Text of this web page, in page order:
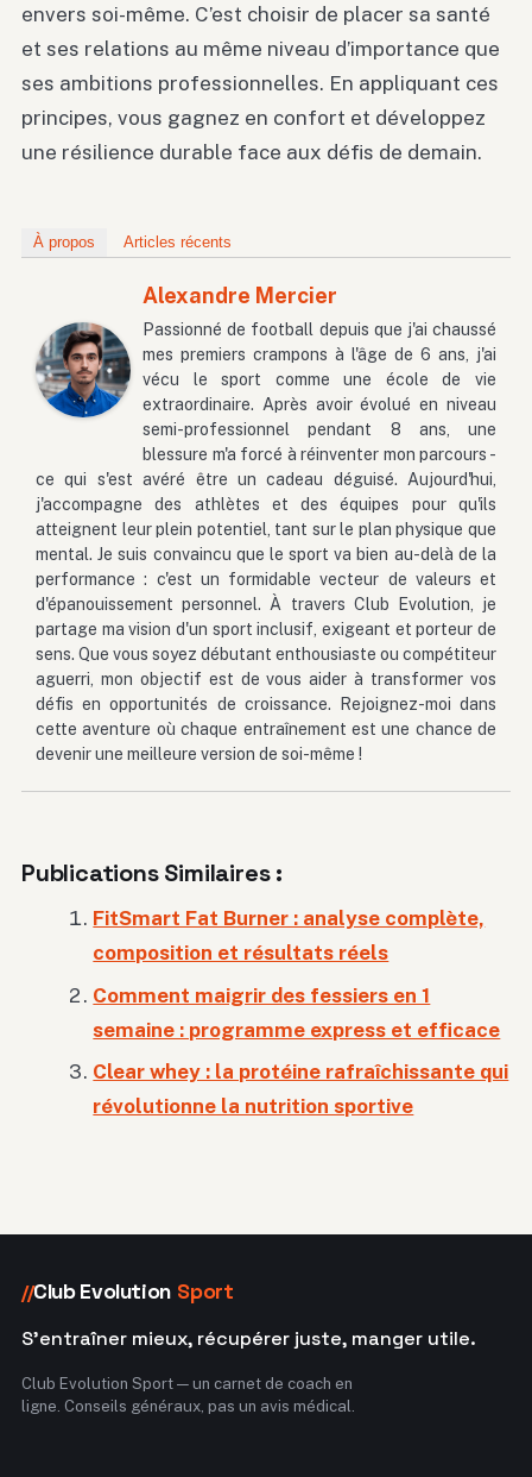
envers soi-même. C’est choisir de placer sa santé
et ses relations au même niveau d’importance que
ses ambitions professionnelles. En appliquant ces
principes, vous gagnez en confort et développez
une résilience durable face aux défis de demain.
À propos Articles récents
Alexandre Mercier
Passionné de football depuis que j'ai chaussé
mes premiers crampons à l'âge de 6 ans, j'ai
vécu le sport comme une école de vie
extraordinaire. Après avoir évolué en niveau
semi-professionnel pendant 8 ans, une
blessure m'a forcé à réinventer mon parcours -
ce qui s'est avéré être un cadeau déguisé. Aujourd'hui,
j'accompagne des athlètes et des équipes pour qu'ils
atteignent leur plein potentiel, tant sur le plan physique que
mental. Je suis convaincu que le sport va bien au-delà de la
performance : c'est un formidable vecteur de valeurs et
d'épanouissement personnel. À travers Club Evolution, je
partage ma vision d'un sport inclusif, exigeant et porteur de
sens. Que vous soyez débutant enthousiaste ou compétiteur
aguerri, mon objectif est de vous aider à transformer vos
défis en opportunités de croissance. Rejoignez-moi dans
cette aventure où chaque entraînement est une chance de
devenir une meilleure version de soi-même !
Publications Similaires :
FitSmart Fat Burner : analyse complète,
composition et résultats réels
Comment maigrir des fessiers en 1
semaine : programme express et efficace
Clear whey : la protéine rafraîchissante qui
révolutionne la nutrition sportive
//Club Evolution Sport
S'entraîner mieux, récupérer juste, manger utile.
Club Evolution Sport — un carnet de coach en
ligne. Conseils généraux, pas un avis médical.